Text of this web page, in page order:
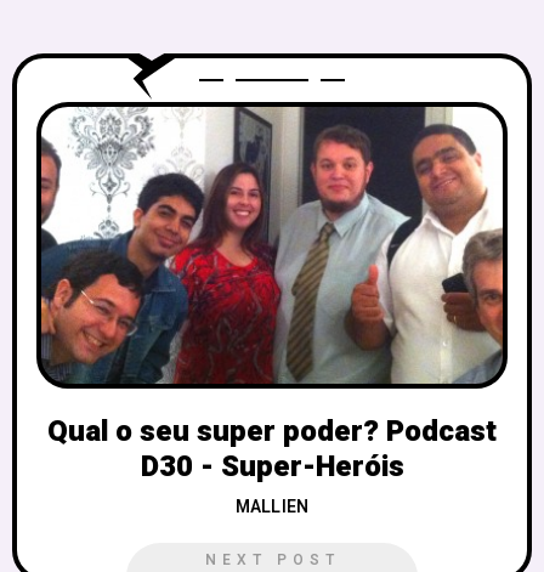
Qual o seu super poder? Podcast
D30 - Super-Heróis
MALLIEN
NEXT POST